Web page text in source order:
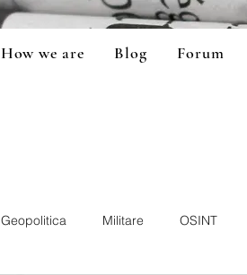
How we are Blog Forum
Geopolitica Militare OSINT